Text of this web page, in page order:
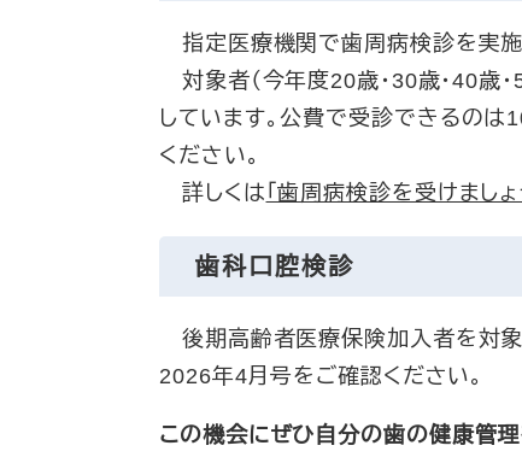
指定医療機関で歯周病検診を実施
対象者（今年度20歳・30歳・40歳
しています。公費で受診できるの
ください。
詳しくは 「歯周病検診を受けましょ
歯科口腔検診
後期高齢者医療保険加入者を対象
2026年4月号をご確認ください。
この機会にぜひ自分の歯の健康管理